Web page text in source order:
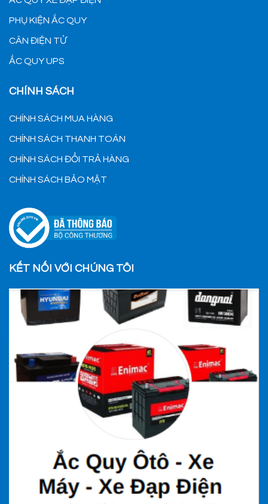
PHỤ KIỆN ẮC QUY
CÂN ĐIỆN TỬ
ẮC QUY UPS
CHÍNH SÁCH
CHÍNH SÁCH MUA HÀNG
CHÍNH SÁCH THANH TOÁN
CHÍNH SÁCH ĐỔI TRẢ HÀNG
CHÍNH SÁCH BẢO MẬT
KẾT NỐI VỚI CHÚNG TÔI